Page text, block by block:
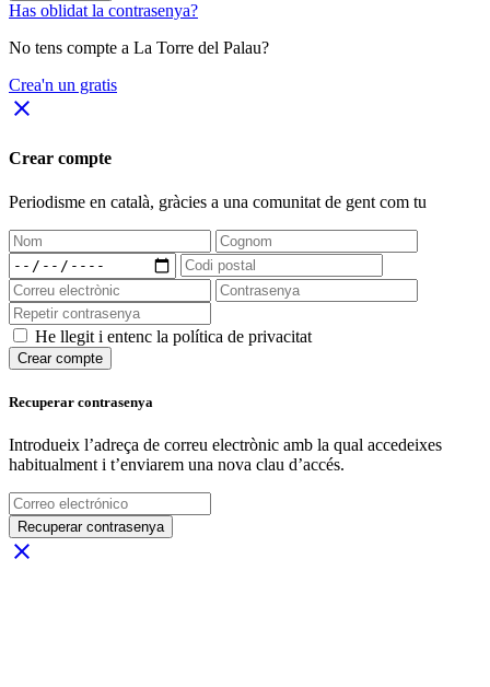
Has oblidat la contrasenya?
No tens compte a La Torre del Palau?
Crea'n un gratis
close
Crear compte
Periodisme en català, gràcies a una comunitat de gent com tu
He llegit i entenc la política de privacitat
Crear compte
Recuperar contrasenya
Introdueix l’adreça de correu electrònic amb la qual accedeixes
habitualment i t’enviarem una nova clau d’accés.
Recuperar contrasenya
close